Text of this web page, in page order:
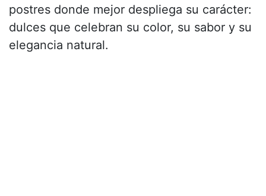
postres donde mejor despliega su carácter:
dulces que celebran su color, su sabor y su
elegancia natural.